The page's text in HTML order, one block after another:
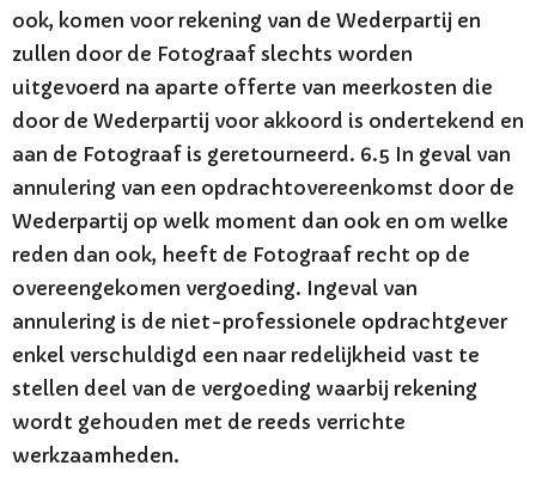
ook, komen voor rekening van de Wederpartij en
zullen door de Fotograaf slechts worden
uitgevoerd na aparte offerte van meerkosten die
door de Wederpartij voor akkoord is ondertekend en
aan de Fotograaf is geretourneerd. 6.5 In geval van
annulering van een opdrachtovereenkomst door de
Wederpartij op welk moment dan ook en om welke
reden dan ook, heeft de Fotograaf recht op de
overeengekomen vergoeding. Ingeval van
annulering is de niet-professionele opdrachtgever
enkel verschuldigd een naar redelijkheid vast te
stellen deel van de vergoeding waarbij rekening
wordt gehouden met de reeds verrichte
werkzaamheden.